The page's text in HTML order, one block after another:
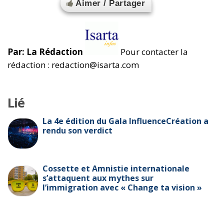
Aimer / Partager
Par: La Rédaction
Pour contacter la
rédaction : redaction@isarta.com
Lié
La 4e édition du Gala InfluenceCréation a
rendu son verdict
Cossette et Amnistie internationale
s’attaquent aux mythes sur
l’immigration avec « Change ta vision »